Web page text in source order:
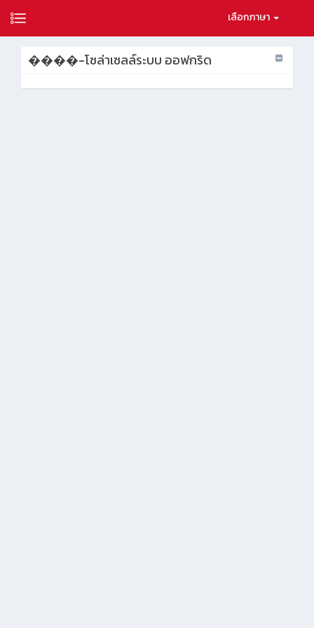
เลือกภาษา
����-โซล่าเซลล์ระบบ ออฟกริด